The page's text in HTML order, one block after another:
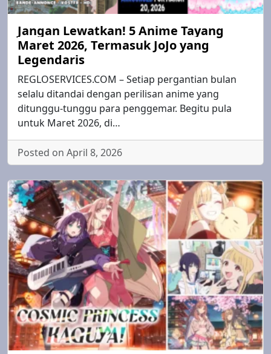
Jangan Lewatkan! 5 Anime Tayang
Maret 2026, Termasuk JoJo yang
Legendaris
REGLOSERVICES.COM – Setiap pergantian bulan
selalu ditandai dengan perilisan anime yang
ditunggu-tunggu para penggemar. Begitu pula
untuk Maret 2026, di…
Posted on April 8, 2026